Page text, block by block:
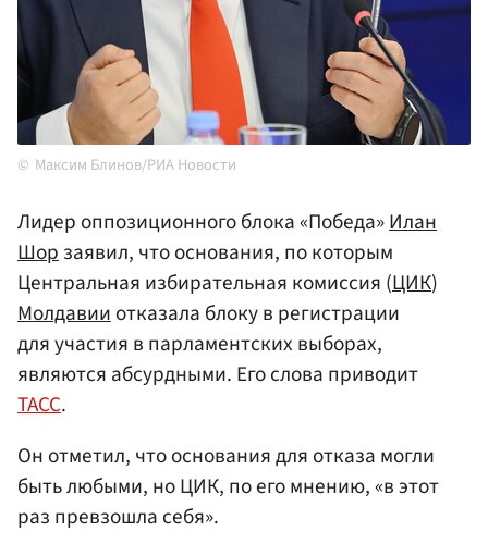
Максим Блинов/РИА Новости
Лидер оппозиционного блока «Победа»Илан
Шорзаявил, что основания, по которым
Центральная избирательная комиссия (ЦИК)
Молдавииотказала блоку в регистрации
для участия в парламентских выборах,
являются абсурдными. Его слова приводит
ТАСС.
Он отметил, что основания для отказа могли
быть любыми, но ЦИК, по его мнению, «в этот
раз превзошла себя».